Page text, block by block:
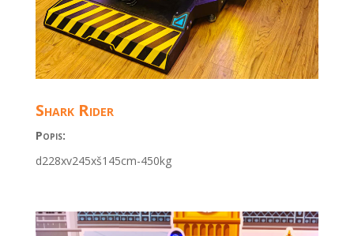
Shark Rider
Popis:
d228xv245xš145cm-450kg